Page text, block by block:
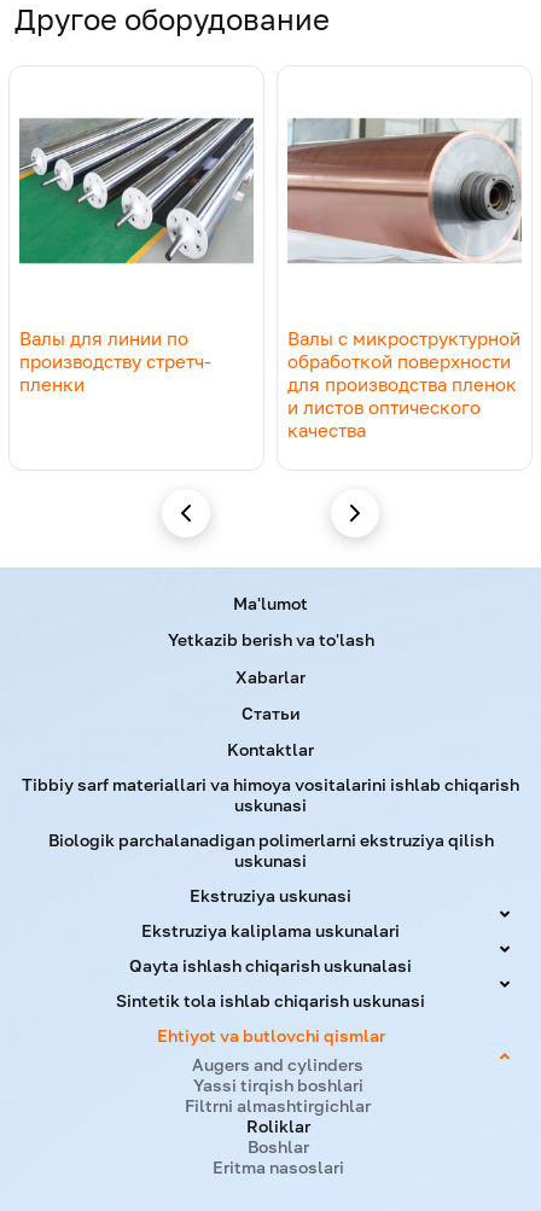
Suzhou JWELL Precision Machinery kompaniyasining
ushbu vallari yuqori darajadagi yo‘naltirish liniyalarida bir
eksport qilinib, mijozlar tomonidan ijobiy baholangan.
Другое оборудование
Валы для линии по
производству стретч-
пленки
Валы с микроструктурной
обработкой поверхности
для производства пленок
и листов оптического
качества
Tibbiy sarf materiallari va himoya vositalarini ishlab chiqarish
uskunasi
Biologik parchalanadigan polimerlarni ekstruziya qilish
uskunasi
Ekstruziya uskunasi
Ekstruziya kaliplama uskunalari
Qayta ishlash chiqarish uskunalasi
Sintetik tola ishlab chiqarish uskunasi
Ehtiyot va butlovchi qismlar
Augers and cylinders
Yassi tirqish boshlari
Filtrni almashtirgichlar
Roliklar
Boshlar
Eritma nasoslari
Ma'lumot
Yetkazib berish va to'lash
Xabarlar
Статьи
Kontaktlar